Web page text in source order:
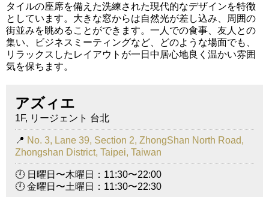
タイルの座席を備えた洗練された現代的なデザインを特徴
としています。大きな窓からは自然光が差し込み、周囲の
街並みを眺めることができます。一人での食事、友人との
集い、ビジネスミーティングなど、どのような場面でも、
リラックスしたレイアウトが一日中居心地良く温かい雰囲
気を保ちます。
アズィエ
1F, リージェント 台北
📍 No. 3, Lane 39, Section 2, ZhongShan North Road,
Zhongshan District, Taipei, Taiwan
🕛 日曜日〜木曜日：11:30〜22:00
🕛 金曜日〜土曜日：11:30〜22:30